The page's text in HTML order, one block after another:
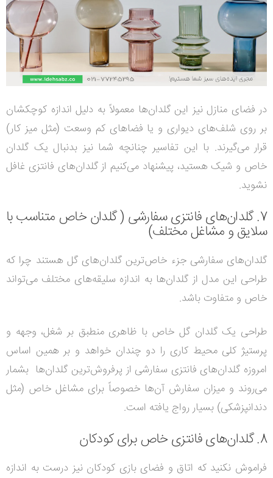
در فضای منازل نیز این گلدان‌ها معمولاً به دلیل اندازه کوچکشان
بر روی شلف‌های دیواری و یا فضاهای کم وسعت (مثل میز کار)
قرار می‌گیرند. با این تفاسیر چنانچه شما نیز بدنبال یک گلدان
خاص و شیک هستید، پیشنهاد می‌کنیم از گلدان‌های فانتزی غافل
نشوید.
7. گلدان‌های فانتزی سفارشی ( گلدان خاص متناسب با
سلایق و مشاغل مختلف)
گلدان‌های سفارشی جزء خاص‌ترین گلدان‌های گل هستند چرا که
طراحی این مدل از گلدان‌ها به اندازه سلیقه‌های مختلف می‌تواند
خاص و متفاوت باشد.
طراحی یک گلدان گل خاص با ظاهری منطبق بر شغل، وجهه و
پرستیژ کلی محیط کاری را دو چندان خواهد و بر همین اساس
امروزه گلدان‌های فانتزی سفارشی از پرفروش‌ترین گلدان‌ها بشمار
می‌روند و میزان سفارش آن‌ها خصوصاً برای مشاغل خاص (مثل
دندانپزشکی) بسیار رواج یافته است.
8. گلدان‌های فانتزی خاص برای کودکان
فراموش نکنید که اتاق و فضای بازی کودکان نیز درست به اندازه